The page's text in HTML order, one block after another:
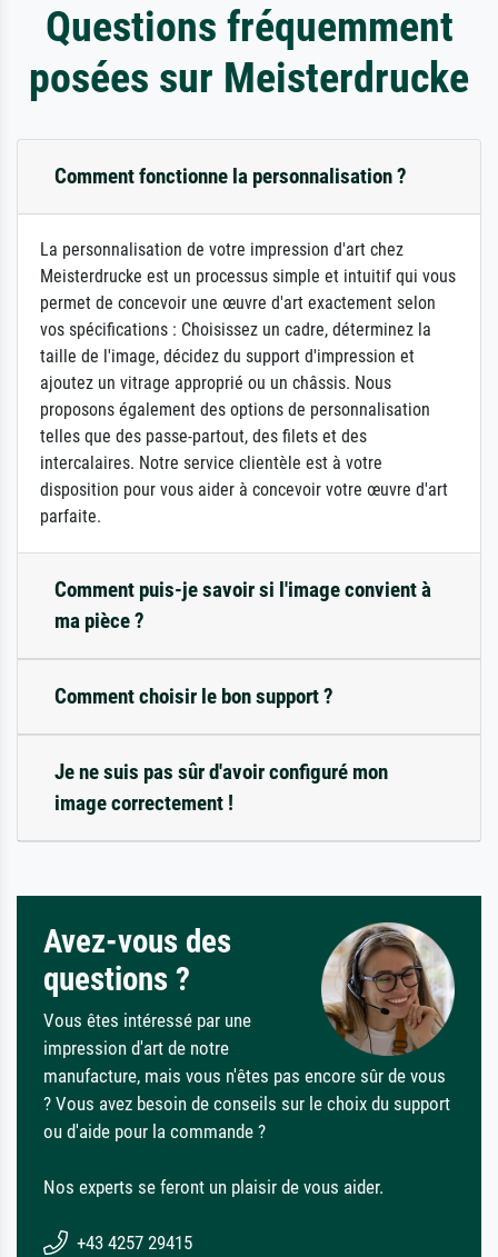
Questions fréquemment
posées sur Meisterdrucke
Comment fonctionne la personnalisation ?
La personnalisation de votre impression d'art chez
Meisterdrucke est un processus simple et intuitif qui vous
permet de concevoir une œuvre d'art exactement selon
vos spécifications : Choisissez un cadre, déterminez la
taille de l'image, décidez du support d'impression et
ajoutez un vitrage approprié ou un châssis. Nous
proposons également des options de personnalisation
telles que des passe-partout, des filets et des
intercalaires. Notre service clientèle est à votre
disposition pour vous aider à concevoir votre œuvre d'art
parfaite.
Comment puis-je savoir si l'image convient à
ma pièce ?
Comment choisir le bon support ?
Je ne suis pas sûr d'avoir configuré mon
image correctement !
Avez-vous des
questions ?
Vous êtes intéressé par une
impression d'art de notre
manufacture, mais vous n'êtes pas encore sûr de vous
? Vous avez besoin de conseils sur le choix du support
ou d'aide pour la commande ?
Nos experts se feront un plaisir de vous aider.
+43 4257 29415